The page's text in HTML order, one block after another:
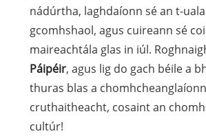
nádúrtha, laghdaíonn sé an t-
gcomhshaol, agus cuireann sé
maireachtála glas in iúl.
Páipéir, agus lig do gach béile a
thuras blas a chomhcheanglaíonn
cruthaitheacht, cosaint an
cultúr!